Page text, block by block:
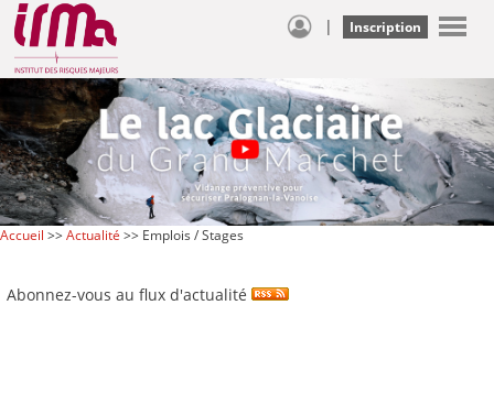
| Inscription
Accueil >>Actualité >> Emplois / Stages
Abonnez-vous au flux d'actualité